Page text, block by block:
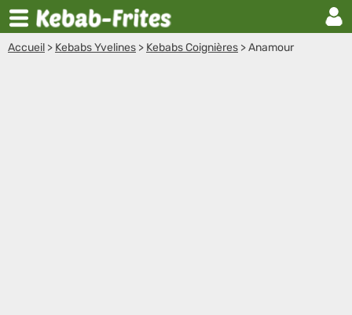
Accueil > Kebabs Yvelines > Kebabs Coignières >Anamour